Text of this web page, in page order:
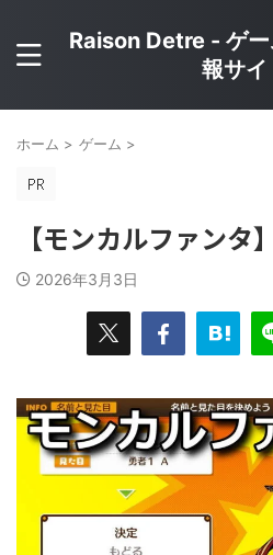
Raison Detre - ゲ
報サイ
ホーム > ゲーム >
【モンカルファンタ
2026年3月3日